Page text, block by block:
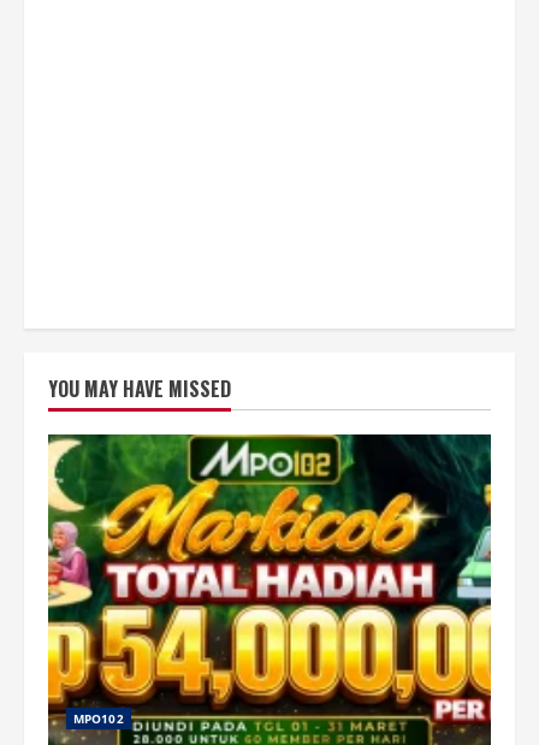
YOU MAY HAVE MISSED
MPO102